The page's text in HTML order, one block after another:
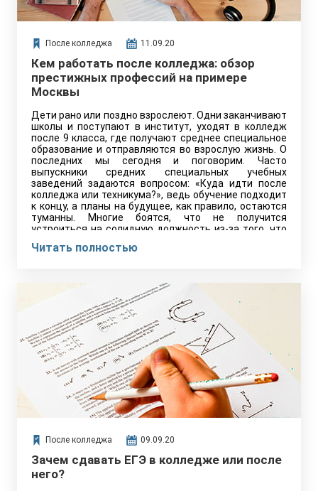
После колледжа 11.09.20
Кем работать после колледжа: обзор
престижных профессий на примере
Москвы
Дети рано или поздно взрослеют. Одни заканчивают
школы и поступают в институт, уходят в колледж
после 9 класса, где получают среднее специальное
образование и отправляются во взрослую жизнь. О
последних мы сегодня и поговорим. Часто
выпускники средних специальных учебных
заведений задаются вопросом: «Куда идти после
колледжа или техникума?», ведь обучение подходит
к концу, а планы на будущее, как правило, остаются
туманны. Многие боятся, что не получится
устроиться на солидную должность из-за того, что
трудоустроиться, то на какую-то
концах: с одной стороны продолжение обучения в
вузе, с другой же обучение совершенной новой
специальности с бОльшими перспективами. На
самом деле всё совсем не так, об этом мы сегодня и
поговорим.
Читать полностью
После колледжа 09.09.20
Зачем сдавать ЕГЭ в колледже или после
него?